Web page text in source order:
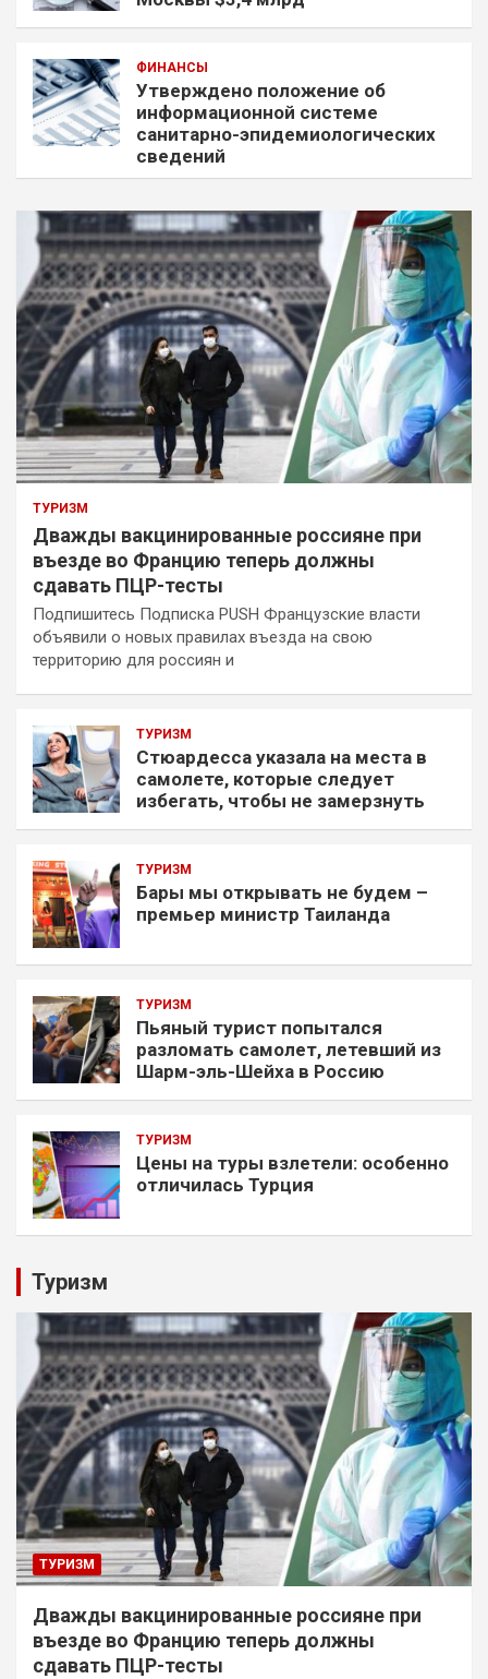
ФИНАНСЫ
Утверждено положение об
информационной системе
санитарно-эпидемиологических
сведений
ТУРИЗМ
Дважды вакцинированные россияне при
въезде во Францию теперь должны
сдавать ПЦР-тесты
Подпишитесь Подписка PUSH Французские власти
объявили о новых правилах въезда на свою
территорию для россиян и
ТУРИЗМ
Стюардесса указала на места в
самолете, которые следует
избегать, чтобы не замерзнуть
ТУРИЗМ
Бары мы открывать не будем –
премьер министр Таиланда
ТУРИЗМ
Пьяный турист попытался
разломать самолет, летевший из
Шарм-эль-Шейха в Россию
ТУРИЗМ
Цены на туры взлетели: особенно
отличилась Турция
Туризм
ТУРИЗМ
Дважды вакцинированные россияне при
въезде во Францию теперь должны
сдавать ПЦР-тесты